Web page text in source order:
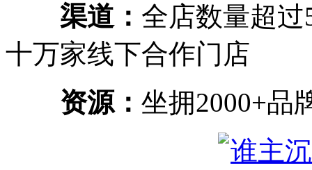
渠道： 全店数量超
十万家线下合作门店
资源： 坐拥2000+品